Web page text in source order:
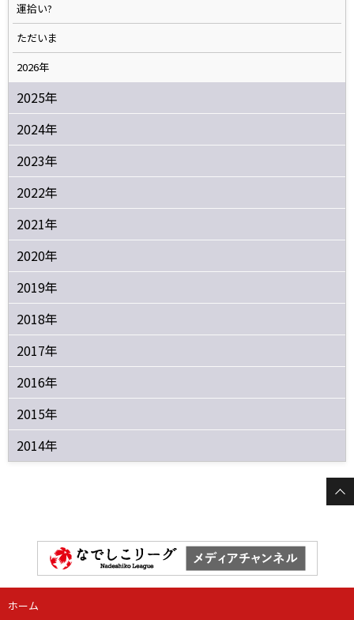
運拾い?
ただいま
2026年
2025年
2024年
2023年
2022年
2021年
2020年
2019年
2018年
2017年
2016年
2015年
2014年
ホーム